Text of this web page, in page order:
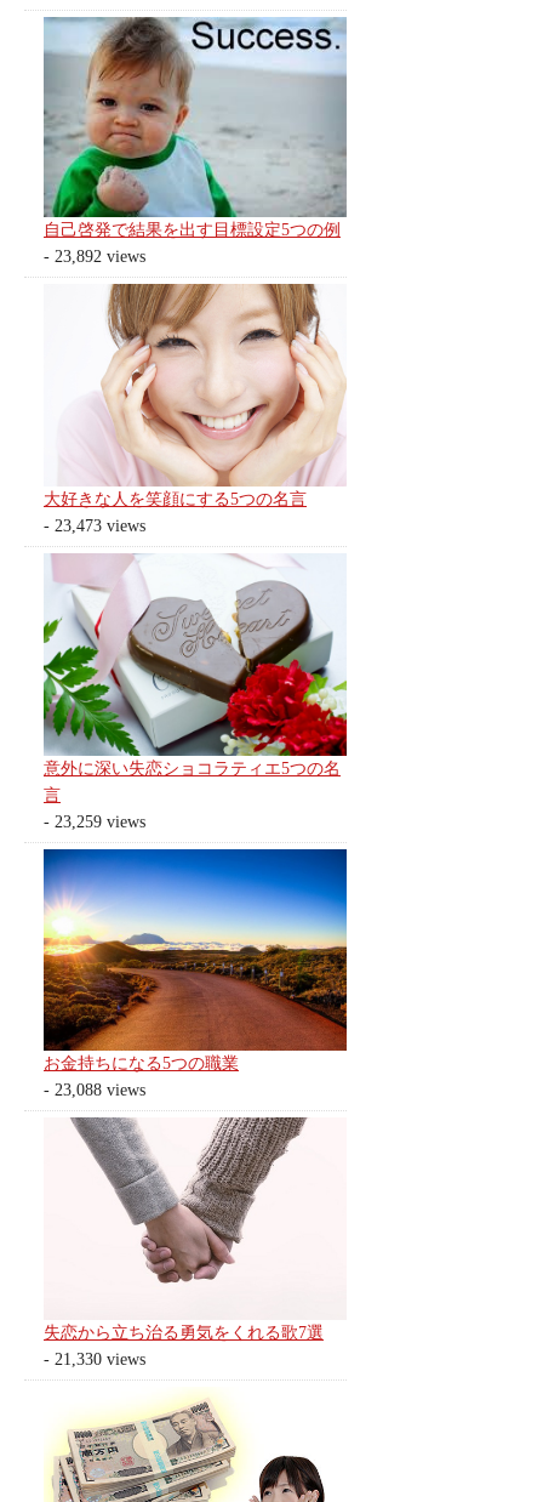
自己啓発で結果を出す目標設定5つの例
- 23,892 views
大好きな人を笑顔にする5つの名言
- 23,473 views
意外に深い失恋ショコラティエ5つの名
言
- 23,259 views
お金持ちになる5つの職業
- 23,088 views
失恋から立ち治る勇気をくれる歌7選
- 21,330 views